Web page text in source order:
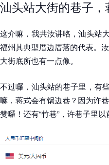
汕头站大街的巷子，
这介嘛，我共汝讲咯，汕头站
福州其典型厝边厝落的代表。
大街底所也有一点像。
不过囉，汕头站的巷子里，有
嘛，蒋式会有锅边巷？因为许
赞囉！还有“竹巷”，许巷子里